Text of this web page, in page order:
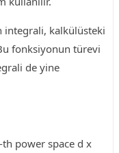
integrali, kalkülüsteki
fonksiyonun türevi
de yine
th power space d x